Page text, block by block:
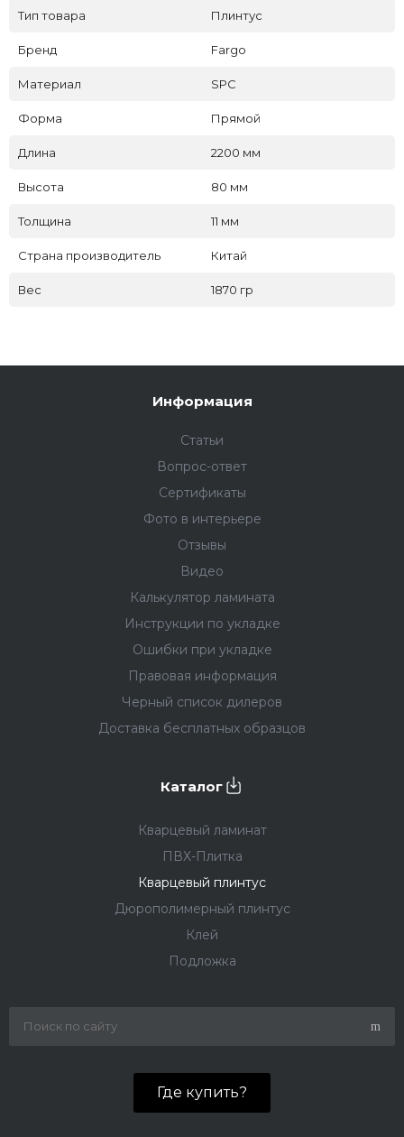
Тип товара Плинтус
Бренд Fargo
Материал SPC
Форма Прямой
Длина 2200 мм
Высота 80 мм
Толщина 11 мм
Страна производитель Китай
Вес 1870 гр
Информация
Статьи
Вопрос-ответ
Сертификаты
Фото в интерьере
Отзывы
Видео
Калькулятор ламината
Инструкции по укладке
Ошибки при укладке
Правовая информация
Черный список дилеров
Доставка бесплатных образцов
Каталог
Кварцевый ламинат
ПВХ-Плитка
Кварцевый плинтус
Дюрополимерный плинтус
Клей
Подложка
Где купить?